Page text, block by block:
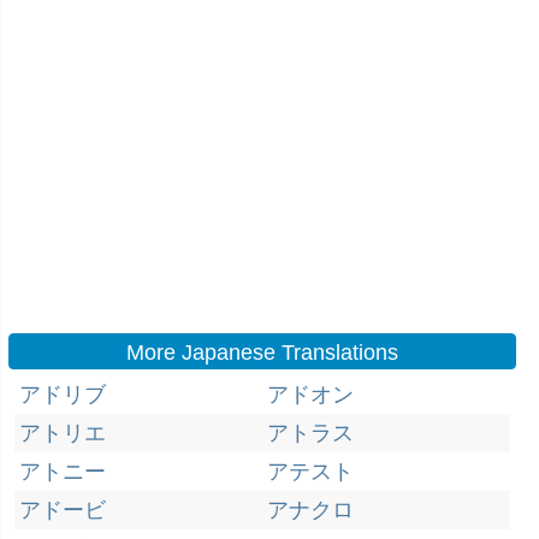
More Japanese Translations
アドリブ
アドオン
アトリエ
アトラス
アトニー
アテスト
アドービ
アナクロ